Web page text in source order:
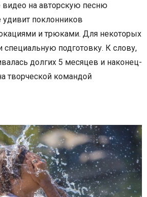
видео на авторскую песню
удивит поклонников
и трюками. Для некоторых
специальную подготовку. К слову,
долгих 5 месяцев и наконец-
творческой командой